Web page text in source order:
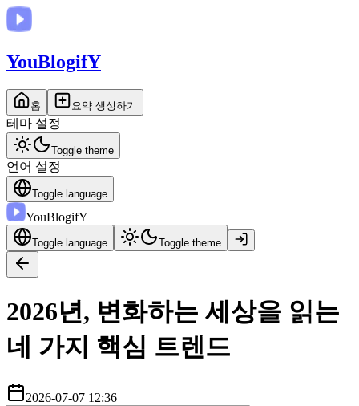
YouBlogifY
홈 요약 생성하기
테마 설정
Toggle theme
언어 설정
Toggle language
YouBlogifY
Toggle language Toggle theme
2026년, 변화하는 세상을 읽는
네 가지 핵심 트렌드
2026-07-07 12:36